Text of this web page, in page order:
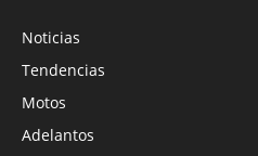
Noticias
Tendencias
Motos
Adelantos